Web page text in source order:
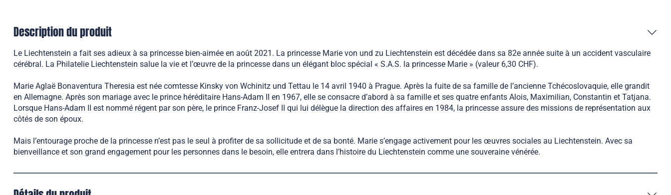
Description du produit
Le Liechtenstein a fait ses adieux à sa princesse bien-aimée en août 2021. La princesse Marie von und zu Liechtenstein est décédée dans sa 82e année suite à un accident vasculaire
cérébral. La Philatelie Liechtenstein salue la vie et l’œuvre de la princesse dans un élégant bloc spécial « S.A.S. la princesse Marie » (valeur 6,30 CHF).
Marie Aglaë Bonaventura Theresia est née comtesse Kinsky von Wchinitz und Tettau le 14 avril 1940 à Prague. Après la fuite de sa famille de l’ancienne Tchécoslovaquie, elle grandit
en Allemagne. Après son mariage avec le prince héréditaire Hans-Adam II en 1967, elle se consacre d’abord à sa famille et ses quatre enfants Alois, Maximilian, Constantin et Tatjana.
Lorsque Hans-Adam II est nommé régent par son père, le prince Franz-Josef II qui lui délègue la direction des affaires en 1984, la princesse assure des missions de représentation aux
côtés de son époux.
Mais l’entourage proche de la princesse n’est pas le seul à profiter de sa sollicitude et de sa bonté. Marie s’engage activement pour les œuvres sociales au Liechtenstein. Avec sa
bienveillance et son grand engagement pour les personnes dans le besoin, elle entrera dans l’histoire du Liechtenstein comme une souveraine vénérée.